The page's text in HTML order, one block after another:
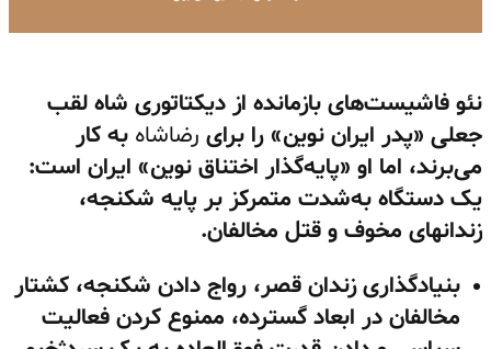
نئو فاشیست‌های بازمانده از دیکتاتوری شاه لقب
جعلی «پدر ایران نوین» را برای رضاشاه به کار
می‌برند، اما او «پایه‌گذار اختناق نوین» ایران است:
یک دستگاه به‌شدت متمرکز بر پایه شکنجه،
زندانهای مخوف و قتل مخالفان.
بنیادگذاری زندان قصر، رواج دادن شکنجه، کشتار
مخالفان در ابعاد گسترده، ممنوع کردن فعالیت